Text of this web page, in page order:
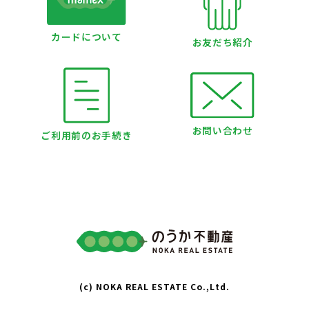
カードについて お友だち紹介
ご利用前のお手続き お問い合わせ
(c) NOKA REAL ESTATE Co.,Ltd.